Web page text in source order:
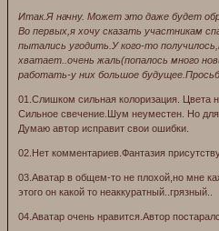
Итак.Я начну. Может это даже будет
Во первых,я хочу сказать участникам
пытались угодить.У кого-то
хватает..очень жаль(попалось много
работать-у них большое
01.Слишком сильная колоризация. Цвета
Сильное свечение.Шум неуместен. Но
Думаю автор исправит свои ошибки.
02.Нет комментариев.Фантазия
03.Аватар в общем-то не плохой,но мне
этого он какой то неаккуратный..грязный..
04.Аватар очень нравится.Автор